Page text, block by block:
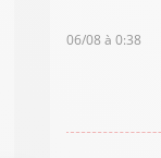
06/08 à 0:38